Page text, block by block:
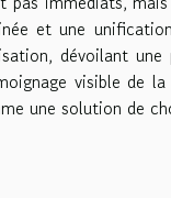
et une
dévoilant
visible de
une solution de